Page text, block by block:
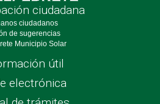
ciudadana
ciudadanos
de sugerencias
Municipio Solar
útil
electrónica